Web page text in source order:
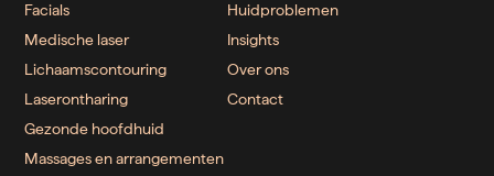
Facials
Medische laser
Lichaamscontouring
Laserontharing
Gezonde hoofdhuid
Massages en arrangementen
Huidproblemen
Insights
Over ons
Contact